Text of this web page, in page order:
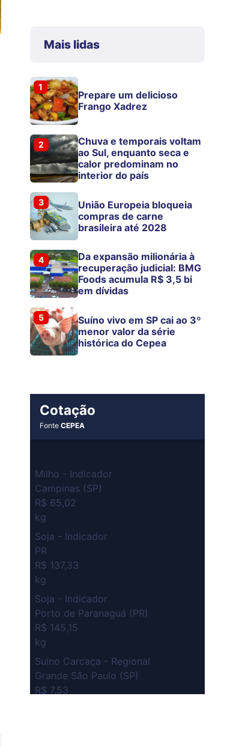
Mais lidas
1
Prepare um delicioso
Frango Xadrez
2
Chuva e temporais voltam
ao Sul, enquanto seca e
calor predominam no
interior do país
3
União Europeia bloqueia
compras de carne
brasileira até 2028
4
Da expansão milionária à
recuperação judicial: BMG
Foods acumula R$ 3,5 bi
em dívidas
5
Suíno vivo em SP cai ao 3º
menor valor da série
histórica do Cepea
Cotação
FonteCEPEA
Milho - Indicador
Campinas (SP)
R$ 65,02
kg
Soja - Indicador
PR
R$ 137,33
kg
Soja - Indicador
Porto de Paranaguá (PR)
R$ 145,15
kg
Suíno Carcaça - Regional
Grande São Paulo (SP)
R$ 7,53